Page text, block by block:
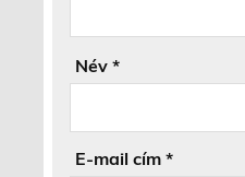
Név*
E-mail cím*